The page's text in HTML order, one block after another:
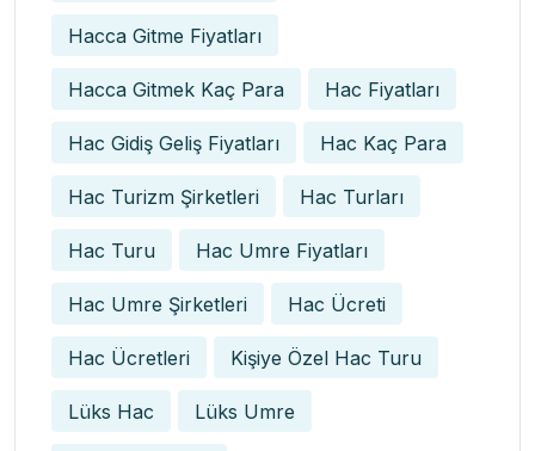
Hacca Gitme Fiyatları
Hacca Gitmek Kaç Para Hac Fiyatları
Hac Gidiş Geliş Fiyatları Hac Kaç Para
Hac Turizm Şirketleri Hac Turları
Hac Turu Hac Umre Fiyatları
Hac Umre Şirketleri Hac Ücreti
Hac Ücretleri Kişiye Özel Hac Turu
Lüks Hac Lüks Umre